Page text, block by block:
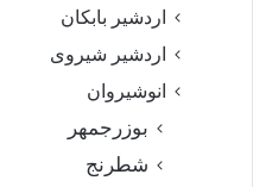
اردشیر بابکان
اردشیر شیروی
انوشیروان
بوزرجمهر
شطرنج